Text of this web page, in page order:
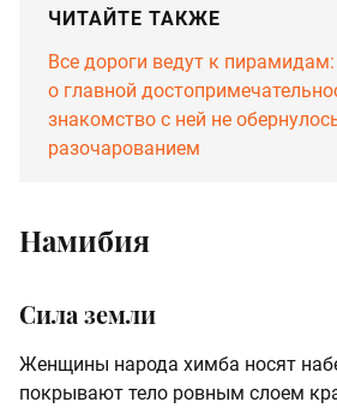
ЧИТАЙТЕ ТАКЖЕ
Все дороги ведут к
о главной
знакомство с ней не
разочарованием
Намибия
Сила земли
Женщины народа химба носят
покрывают тело ровным слоем